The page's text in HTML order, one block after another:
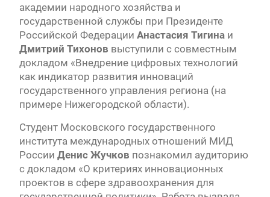
академии народного хозяйства и
государственной службы при Президенте
Российской Федерации Анастасия Тигинаи
Дмитрий Тихонов выступили с совместным
докладом «Внедрение цифровых технологий
как индикатор развития инноваций
государственного управления региона (на
примере Нижегородской области).
Студент Московского государственного
института международных отношений МИД
России Денис Жучков познакомил аудиторию
с докладом «О критериях инновационных
проектов в сфере здравоохранения для